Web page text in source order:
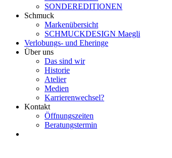
SONDEREDITIONEN
Schmuck
Markenübersicht
SCHMUCKDESIGN Maegli
Verlobungs- und Eheringe
Über uns
Das sind wir
Historie
Atelier
Medien
Karrierenwechsel?
Kontakt
Öffnungszeiten
Beratungstermin